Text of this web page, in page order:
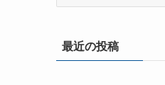
カ
イ
最近の投稿